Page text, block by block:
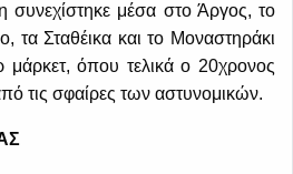
συνεχίστηκε μέσα στο Άργος, το
τα Σταθέικα και το Μοναστηράκι
μάρκετ, όπου τελικά ο 20χρονος
τις σφαίρες των αστυνομικών.